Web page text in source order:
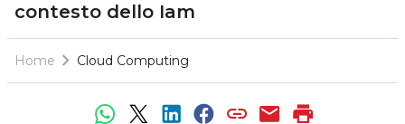
contesto dello Iam
Home Cloud Computing